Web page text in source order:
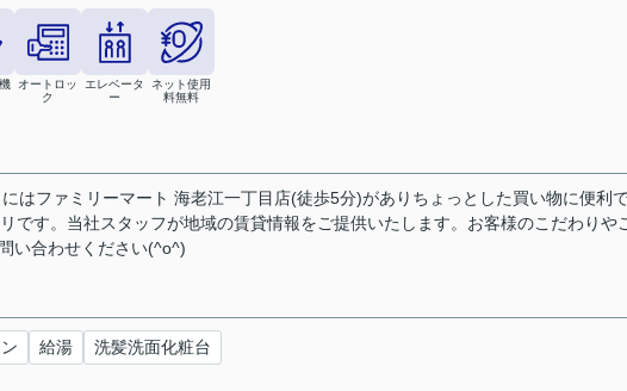
オートロッ
ク
エレベータ
ー
ネット使用
料無料
はファミリーマート 海老江一丁目店(徒歩5分)がありちょっとした買い物に便利
です。当社スタッフが地域の賃貸情報をご提供いたします。お客様のこだわりや
い合わせください(^o^)
給湯 洗髪洗面化粧台